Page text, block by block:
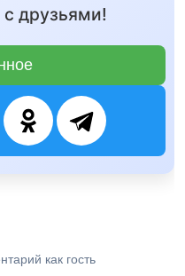
с друзьями!
как гость